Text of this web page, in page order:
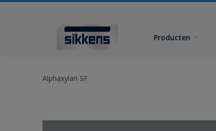
Producten
Alphaxylan SF